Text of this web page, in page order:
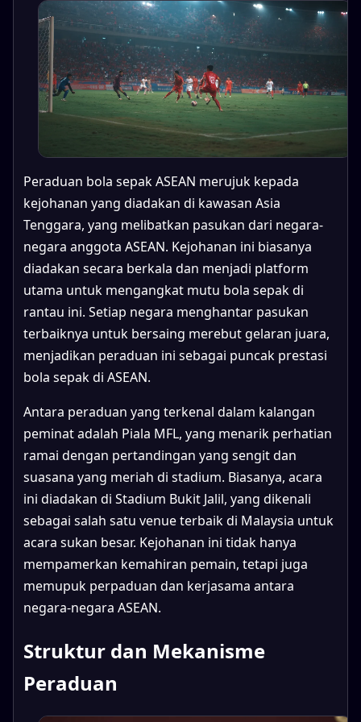
Peraduan bola sepak ASEAN merujuk kepada
kejohanan yang diadakan di kawasan Asia
Tenggara, yang melibatkan pasukan dari negara-
negara anggota ASEAN. Kejohanan ini biasanya
diadakan secara berkala dan menjadi platform
utama untuk mengangkat mutu bola sepak di
rantau ini. Setiap negara menghantar pasukan
terbaiknya untuk bersaing merebut gelaran juara,
menjadikan peraduan ini sebagai puncak prestasi
bola sepak di ASEAN.
Antara peraduan yang terkenal dalam kalangan
peminat adalah Piala MFL, yang menarik perhatian
ramai dengan pertandingan yang sengit dan
suasana yang meriah di stadium. Biasanya, acara
ini diadakan di Stadium Bukit Jalil, yang dikenali
sebagai salah satu venue terbaik di Malaysia untuk
acara sukan besar. Kejohanan ini tidak hanya
mempamerkan kemahiran pemain, tetapi juga
memupuk perpaduan dan kerjasama antara
negara-negara ASEAN.
Struktur dan Mekanisme
Peraduan